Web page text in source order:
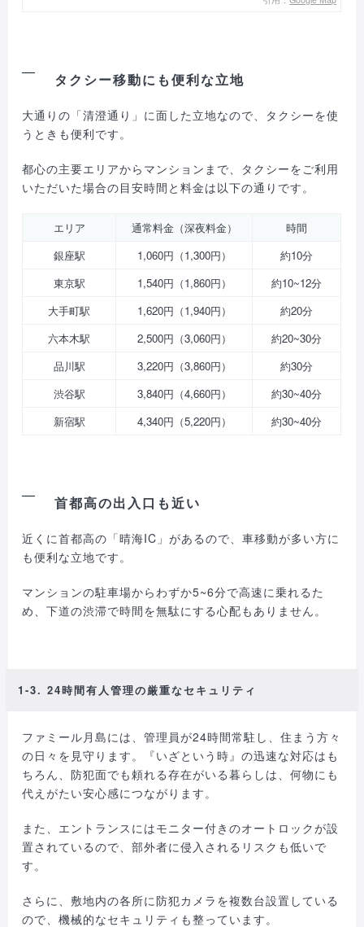
タクシー移動にも便利な立地
大通りの「清澄通り」に面した立地なので、タクシーを使
うときも便利です。
都心の主要エリアからマンションまで、タクシーをご利用
いただいた場合の目安時間と料金は以下の通りです。
エリア 通常料金（深夜料金）
時間
銀座駅
1,060円（1,300円）
約10分
東京駅
1,540円（1,860円）
約10~12分
大手町駅
1,620円（1,940円）
約20分
六本木駅
2,500円（3,060円）
約20~30分
品川駅
3,220円（3,860円）
約30分
渋谷駅
3,840円（4,660円）
約30~40分
新宿駅
4,340円（5,220円） 約30~40分
首都高の出入口も近い
近くに首都高の「晴海IC」があるので、車移動が多い方に
も便利な立地です。
マンションの駐車場からわずか5~6分で高速に乗れるた
め、下道の渋滞で時間を無駄にする心配もありません。
1-3. 24時間有人管理の厳重なセキュリティ
ファミール月島には、管理員が24時間常駐し、住まう方々
の日々を見守ります。『いざという時』の迅速な対応はも
ちろん、防犯面でも頼れる存在がいる暮らしは、何物にも
代えがたい安心感につながります。
また、エントランスにはモニター付きのオートロックが設
置されているので、部外者に侵入されるリスクも低いで
す。
さらに、敷地内の各所に防犯カメラを複数台設置している
ので、機械的なセキュリティも整っています。